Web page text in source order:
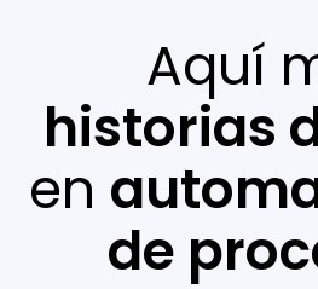
Aquí
historias
en
de